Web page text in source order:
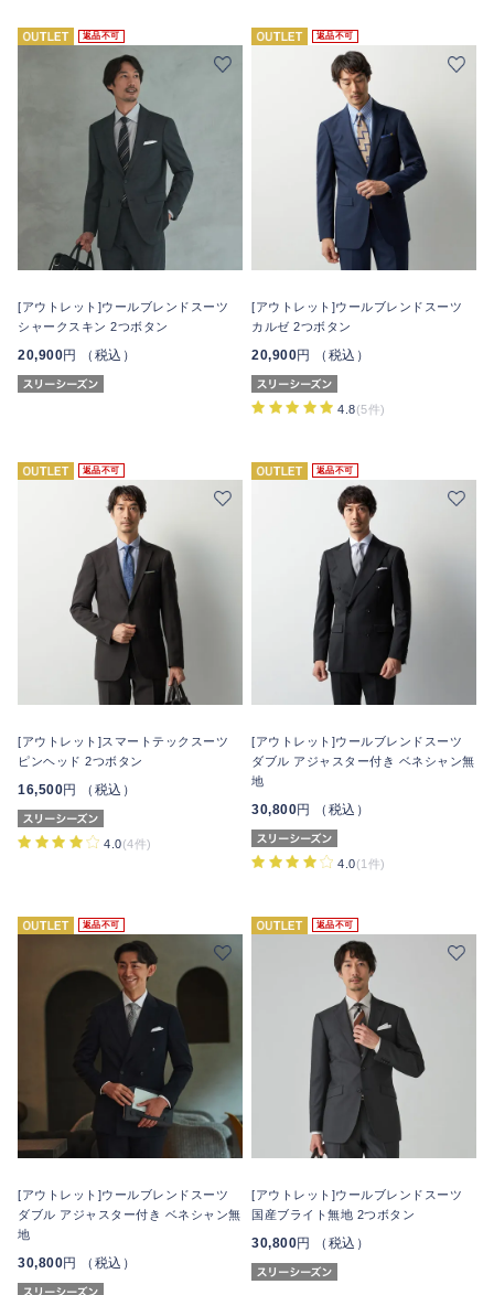
返品不可
[アウトレット]ウールブレンドスーツ
シャークスキン 2つボタン
20,900円 （税込）
返品不可
[アウトレット]ウールブレンドスーツ
カルゼ 2つボタン
20,900円 （税込）
4.8(5件)
返品不可
[アウトレット]スマートテックスーツ
ピンヘッド 2つボタン
16,500円 （税込）
4.0(4件)
返品不可
[アウトレット]ウールブレンドスーツ
ダブル アジャスター付き ベネシャン無
地
30,800円 （税込）
4.0(1件)
返品不可
[アウトレット]ウールブレンドスーツ
ダブル アジャスター付き ベネシャン無
地
30,800円 （税込）
返品不可
[アウトレット]ウールブレンドスーツ
国産ブライト無地 2つボタン
30,800円 （税込）